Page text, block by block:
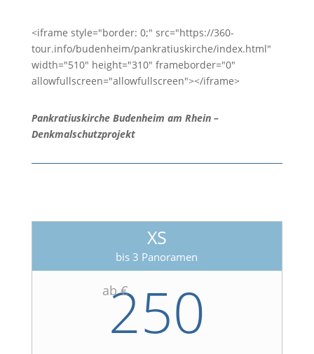
<iframe style="border: 0;" src="https://360-
tour.info/budenheim/pankratiuskirche/index.html"
width="510" height="310" frameborder="0"
allowfullscreen="allowfullscreen"></iframe>
Pankratiuskirche Budenheim am Rhein –
Denkmalschutzprojekt
XS
bis 3 Panoramen
ab €
250